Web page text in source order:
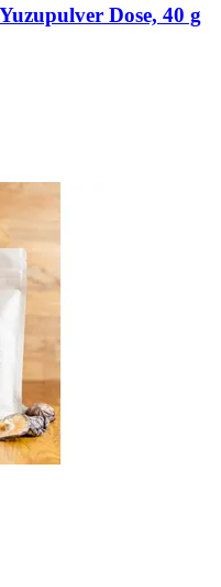
Dose, 40 g